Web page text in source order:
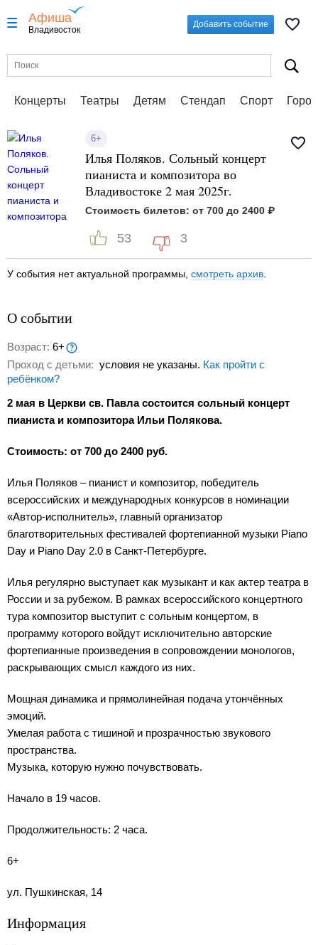
Афиша
Владивосток
Добавить событие
Концерты Театры Детям Стендап Спорт
6+
Илья Поляков. Сольный концерт
пианиста и композитора во
Владивостоке 2 мая 2025г.
Стоимость билетов: от 700 до 2400 ₽
53 3
У события нет актуальной программы, смотреть архив
О событии
Возраст: 6+
Проход с детьми: условия не указаны. Как пройти с
ребёнком?
2 мая в Церкви св. Павла состоится сольный концерт
пианиста и композитора Ильи Полякова.
Стоимость: от 700 до 2400 руб.
Илья Поляков – пианист и композитор, победитель
всероссийских и международных конкурсов в номинации
«Автор-исполнитель», главный организатор
благотворительных фестивалей фортепианной музыки Piano
Day и Piano Day 2.0 в Санкт-Петербурге.
Илья регулярно выступает как музыкант и как актер театра в
России и за рубежом. В рамках всероссийского концертного
тура композитор выступит с сольным концертом, в
программу которого войдут исключительно авторские
фортепианные произведения в сопровождении монологов,
раскрывающих смысл каждого из них.
Мощная динамика и прямолинейная подача утончённых
эмоций.
Умелая работа с тишиной и прозрачностью звукового
пространства.
Музыка, которую нужно почувствовать.
Начало в 19 часов.
Продолжительность: 2 часа.
6+
ул. Пушкинская, 14
Информация